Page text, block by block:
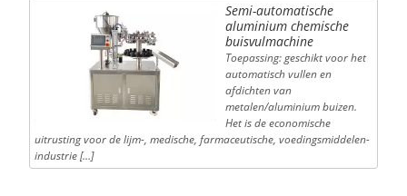
Semi-automatische
aluminium chemische
buisvulmachine
Toepassing: geschikt voor het
automatisch vullen en
afdichten van
metalen/aluminium buizen.
Het is de economische
uitrusting voor de lijm-, medische, farmaceutische, voedingsmiddelen-
industrie […]